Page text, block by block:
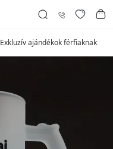
Exkluzív ajándékok férfiaknak